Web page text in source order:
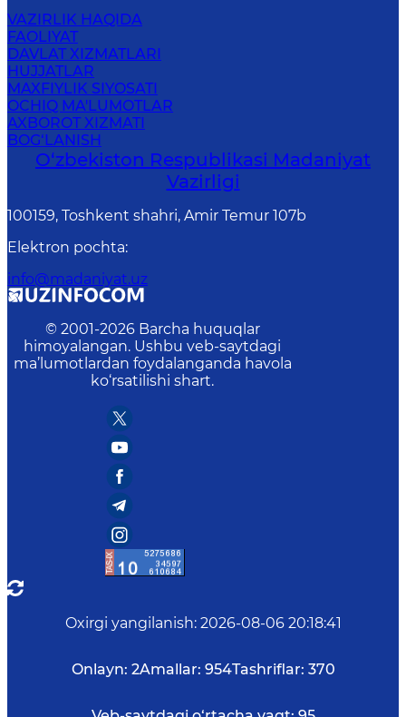
VAZIRLIK HAQIDA
FAOLIYAT
DAVLAT XIZMATLARI
HUJJATLAR
MAXFIYLIK SIYOSATI
OCHIQ MA'LUMOTLAR
AXBOROT XIZMATI
BOG‘LANISH
O‘zbekiston Respublikasi Madaniyat
Vazirligi
100159, Toshkent shahri, Amir Temur 107b
Elektron pochta:
info@madaniyat.uz
© 2001-2026 Barcha huquqlar
himoyalangan. Ushbu veb-saytdagi
ma’lumotlardan foydalanganda havola
ko‘rsatilishi shart.
Oxirgi yangilanish: 2026-08-06 20:18:41
Onlayn: 2Amallar: 954Tashriflar: 370